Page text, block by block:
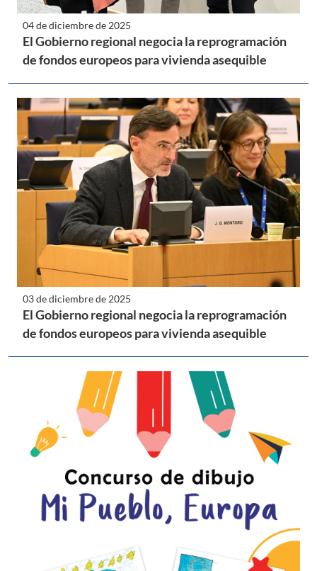
04 de diciembre de 2025
El Gobierno regional negocia la reprogramación
de fondos europeos para vivienda asequible
03 de diciembre de 2025
El Gobierno regional negocia la reprogramación
de fondos europeos para vivienda asequible